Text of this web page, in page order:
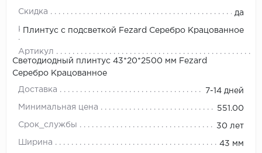
Скидка да
Коллекция
Плинтус с подсветкой Fezard Серебро Крацованное
Артикул
Светодиодный плинтус 43*20*2500 мм Fezard
Серебро Крацованное
Доставка 7-14 дней
Минимальная цена 551.00
Срок_службы 30 лет
Ширина 43 мм